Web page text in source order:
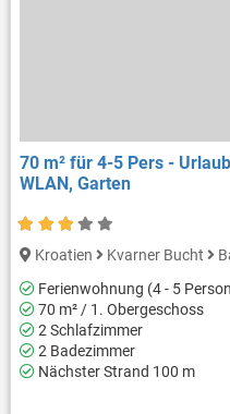
70 m² für 4-5 Pers -
WLAN, Garten
Kroatien Kvarner Bucht
Ferienwohnung (4 - 5
70 m² / 1. Obergeschoss
2 Schlafzimmer
2 Badezimmer
Nächster Strand 100 m